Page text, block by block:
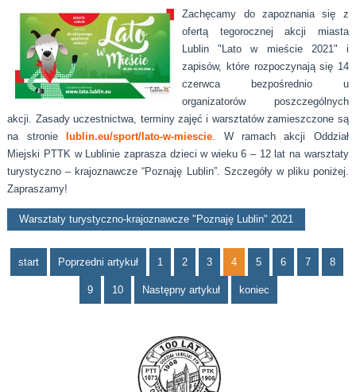
Zachęcamy do zapoznania się z
ofertą tegorocznej akcji miasta
Lublin "Lato w mieście 2021" i
zapisów, które rozpoczynają się 14
czerwca bezpośrednio u
organizatorów poszczególnych
akcji. Zasady uczestnictwa, terminy zajęć i warsztatów zamieszczone są
na stronielublin.eu/sport/lato-w-miescie . W ramach akcji Oddział
Miejski PTTK w Lublinie zaprasza dzieci w wieku 6 – 12 lat na warsztaty
turystyczno – krajoznawcze “Poznaję Lublin”. Szczegóły w pliku poniżej.
Zapraszamy!
Warsztaty turystyczno-krajoznawcze "Poznaję Lublin" 2021
start Poprzedni artykuł 1 2 3 4 5 6 7 8
9 10 Następny artykuł koniec